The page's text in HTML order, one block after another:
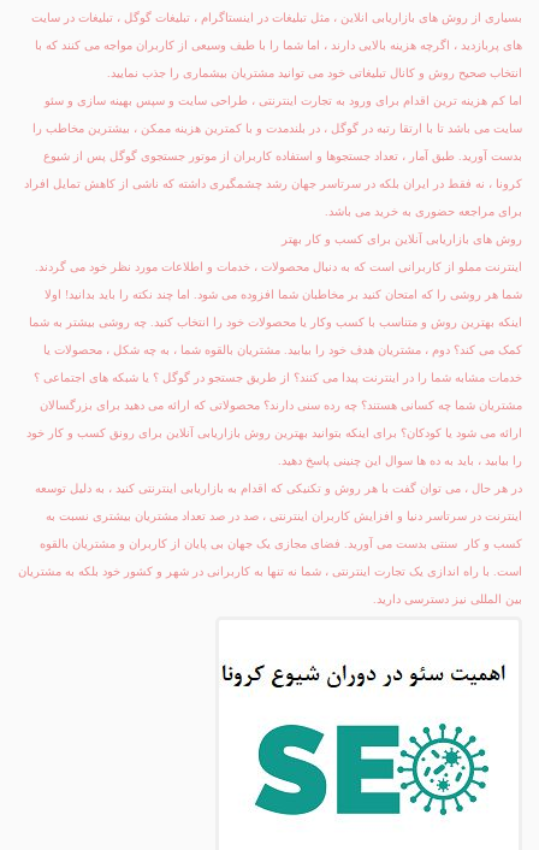
بسیاری از روش های بازاریابی انلاین ، مثل تبلیغات در اینستاگرام ، تبلیغات گوگل ، تبلیغات در سایت
های پربازدید ، اگرچه هزینه بالایی دارند ، اما شما را با طیف وسیعی از کاربران مواجه می کنند که با
انتخاب صحیح روش و کانال تبلیغاتی خود می توانید مشتریان بیشماری را جذب نمایید.
اما کم هزینه ترین اقدام برای ورود به تجارت اینترنتی ، طراحی سایت و سپس بهینه سازی و سئو
سایت می باشد تا با ارتقا رتبه در گوگل ، در بلندمدت و با کمترین هزینه ممکن ، بیشترین مخاطب را
بدست آورید. طبق آمار ، تعداد جستجوها و استفاده کاربران از موتور جستجوی گوگل پس از شیوع
کرونا ، نه فقط در ایران بلکه در سرتاسر جهان رشد چشمگیری داشته که ناشی از کاهش تمایل افراد
برای مراجعه حضوری به خرید می باشد.
روش های بازاریابی آنلاین برای کسب و کار بهتر
اینترنت مملو از کاربرانی است که به دنبال محصولات ، خدمات و اطلاعات مورد نظر خود می گردند.
شما هر روشی را که امتحان کنید بر مخاطبان شما افزوده می شود. اما چند نکته را باید بدانید! اولا
اینکه بهترین روش و متناسب با کسب وکار یا محصولات خود را انتخاب کنید. چه روشی بیشتر به شما
کمک می کند؟ دوم ، مشتریان هدف خود را بیابید. مشتریان بالقوه شما ، به چه شکل ، محصولات یا
خدمات مشابه شما را در اینترنت پیدا می کنند؟ از طریق جستجو در گوگل ؟ یا شبکه های اجتماعی ؟
مشتریان شما چه کسانی هستند؟ چه رده سنی دارند؟ محصولاتی که ارائه می دهید برای بزرگسالان
ارائه می شود یا کودکان؟ برای اینکه بتوانید بهترین روش بازاریابی آنلاین برای رونق کسب و کار خود
را بیابید ، باید به ده ها سوال این چنینی پاسخ دهید.
در هر حال ، می توان گفت با هر روش و تکنیکی که اقدام به بازاریابی اینترنتی کنید ، به دلیل توسعه
اینترنت در سرتاسر دنیا و افزایش کاربران اینترنتی ، صد در صد تعداد مشتریان بیشتری نسبت به
کسب و کار سنتی بدست می آورید. فضای مجازی یک جهان بی پایان از کاربران و مشتریان بالقوه
است. با راه اندازی یک تجارت اینترنتی ، شما نه تنها به کاربرانی در شهر و کشور خود بلکه به مشتریان
بین المللی نیز دسترسی دارید.